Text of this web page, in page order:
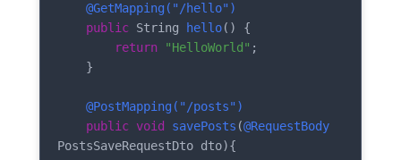
@GetMapping("/hello")
public String hello()
{
return
"HelloWorld" ;
@PostMapping("/posts")
public void savePosts (@RequestBody
PostsSaveRequestDto dto){